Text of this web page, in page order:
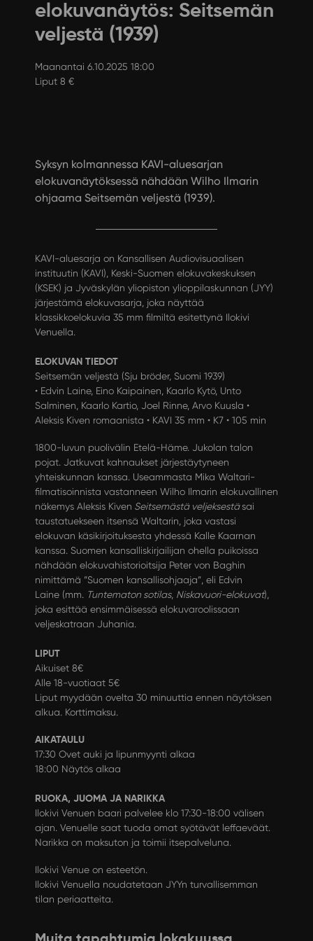
elokuvanäytös: Seitsemän
veljestä (1939)
Maanantai 6.10.2025 18:00
Liput 8 €
Syksyn kolmannessa KAVI-aluesarjan
elokuvanäytöksessä nähdään Wilho Ilmarin
ohjaama Seitsemän veljestä (1939).
KAVI-aluesarja on Kansallisen Audiovisuaalisen
instituutin (KAVI), Keski-Suomen elokuvakeskuksen
(KSEK) ja Jyväskylän yliopiston ylioppilaskunnan (JYY)
järjestämä elokuvasarja, joka näyttää
klassikkoelokuvia 35 mm filmiltä esitettynä Ilokivi
Venuella.
ELOKUVAN TIEDOT
Seitsemän veljestä (Sju bröder, Suomi 1939)
• Edvin Laine, Eino Kaipainen, Kaarlo Kytö, Unto
Salminen, Kaarlo Kartio, Joel Rinne, Arvo Kuusla •
Aleksis Kiven romaanista • KAVI 35 mm • K7 • 105 min
1800-luvun puolivälin Etelä-Häme. Jukolan talon
pojat. Jatkuvat kahnaukset järjestäytyneen
yhteiskunnan kanssa. Useammasta Mika Waltari-
filmatisoinnista vastanneen Wilho Ilmarin elokuvallinen
näkemys Aleksis Kiven Seitsemästä veljeksestäsai
taustatuekseen itsensä Waltarin, joka vastasi
elokuvan käsikirjoituksesta yhdessä Kalle Kaarnan
kanssa. Suomen kansalliskirjailijan ohella puikoissa
nähdään elokuvahistorioitsija Peter von Baghin
nimittämä ”Suomen kansallisohjaaja”, eli Edvin
Laine (mm. Tuntematon sotilas, Niskavuori-elokuvat),
joka esittää ensimmäisessä elokuvaroolissaan
veljeskatraan Juhania.
LIPUT
Aikuiset 8€
Alle 18-vuotiaat 5€
Liput myydään ovelta 30 minuuttia ennen näytöksen
alkua. Korttimaksu.
AIKATAULU
17:30 Ovet auki ja lipunmyynti alkaa
18:00 Näytös alkaa
RUOKA, JUOMA JA NARIKKA
Ilokivi Venuen baari palvelee klo 17:30-18:00 välisen
ajan. Venuelle saat tuoda omat syötävät leffaeväät.
Narikka on maksuton ja toimii itsepalveluna.
Ilokivi Venue on esteetön.
Ilokivi Venuella noudatetaan JYYn turvallisemman
tilan periaatteita.